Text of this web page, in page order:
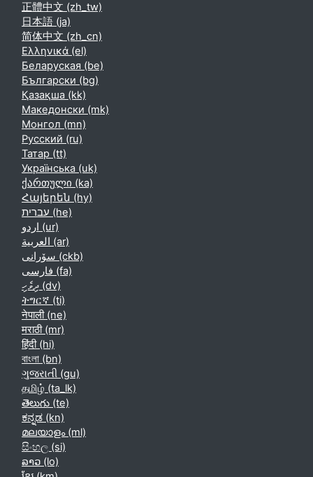
正體中文 ‎(zh_tw)‎
日本語 ‎(ja)‎
简体中文 ‎(zh_cn)‎
Ελληνικά ‎(el)‎
Беларуская ‎(be)‎
Български ‎(bg)‎
Қазақша ‎(kk)‎
Македонски ‎(mk)‎
Монгол ‎(mn)‎
Русский ‎(ru)‎
Татар ‎(tt)‎
Українська ‎(uk)‎
ქართული ‎(ka)‎
Հայերեն ‎(hy)‎
עברית ‎(he)‎
اردو ‎(ur)‎
العربية ‎(ar)‎
سۆرانی ‎(ckb)‎
فارسی ‎(fa)‎
ދިވެހި ‎(dv)‎
ትግርኛ ‎(ti)‎
नेपाली ‎(ne)‎
मराठी ‎(mr)‎
हिंदी ‎(hi)‎
বাংলা ‎(bn)‎
ગુજરાતી ‎(gu)‎
தமிழ் ‎(ta_lk)‎
తెలుగు ‎(te)‎
ಕನ್ನಡ ‎(kn)‎
മലയാളം ‎(ml)‎
සිංහල ‎(si)‎
ລາວ ‎(lo)‎